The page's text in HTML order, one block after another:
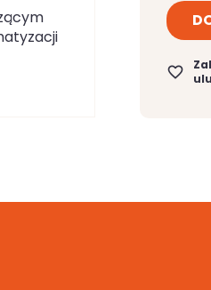
favorite_border